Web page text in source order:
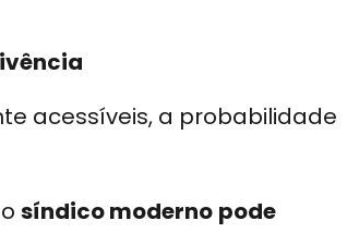
acessíveis, a probabilidade
síndico moderno pode